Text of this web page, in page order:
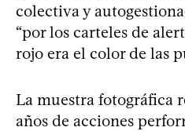
colectiva y
“por los carteles de
rojo era el color de las
La muestra fotográfica
años de acciones